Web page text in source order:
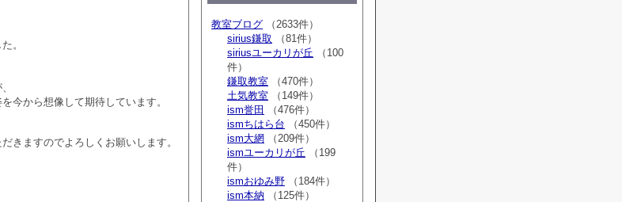
。
今から想像して期待しています。
きますのでよろしくお願いします。
教室ブログ （2633件）
sirius鎌取 （81件）
siriusユーカリが丘 （100
件）
鎌取教室 （470件）
土気教室 （149件）
ism誉田
（476件）
ismちはら台 （450件）
ism大網 （209件）
ismユーカリが丘 （199
件）
ismおゆみ野 （184件）
ism本納 （125件）